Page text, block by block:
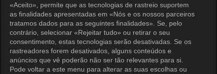
«Aceito», permite que as tecnologias de rastreio suportem
as finalidades apresentadas em «Nós e os nossos parceiros
tratamos dados para as seguintes finalidades». Se, pelo
contrário, selecionar «Rejeitar tudo» ou retirar o seu
consentimento, estas tecnologias serão desativadas. Se os
rastreadores forem desativados, alguns conteúdos e
anúncios que vê poderão não ser tão relevantes para si.
Pode voltar a este menu para alterar as suas escolhas ou